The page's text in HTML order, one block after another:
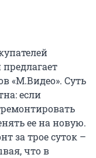
«М.Видео». Суть
если
ее на новую.
за трое суток –
что в